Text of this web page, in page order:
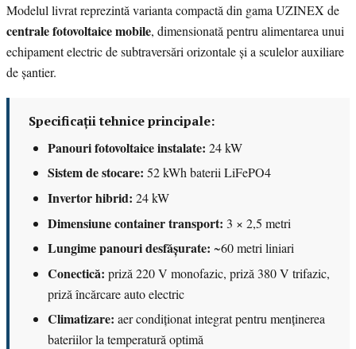
Modelul livrat reprezintă varianta compactă din gama UZINEX de
centrale fotovoltaice mobile, dimensionată pentru alimentarea unui
echipament electric de subtraversări orizontale și a sculelor auxiliare
de șantier.
Specificații tehnice principale:
Panouri fotovoltaice instalate: 24 kW
Sistem de stocare: 52 kWh baterii LiFePO4
Invertor hibrid: 24 kW
Dimensiune container transport: 3 × 2,5 metri
Lungime panouri desfășurate: ~60 metri liniari
Conectică: priză 220 V monofazic, priză 380 V trifazic,
priză încărcare auto electric
Climatizare: aer condiționat integrat pentru menținerea
bateriilor la temperatură optimă